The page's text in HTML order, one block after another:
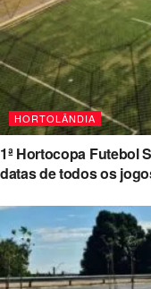
HORTOLÂNDIA
1ª Hortocopa Futebol
datas de todos os